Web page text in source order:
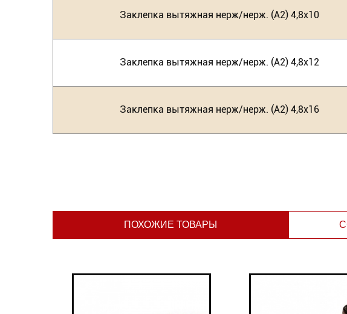
Заклепка вытяжная нерж/нерж. (А2) 4,8х10
Заклепка вытяжная нерж/нерж. (А2) 4,8х12
Заклепка вытяжная нерж/нерж. (А2) 4,8х16
ПОХОЖИЕ ТОВАРЫ